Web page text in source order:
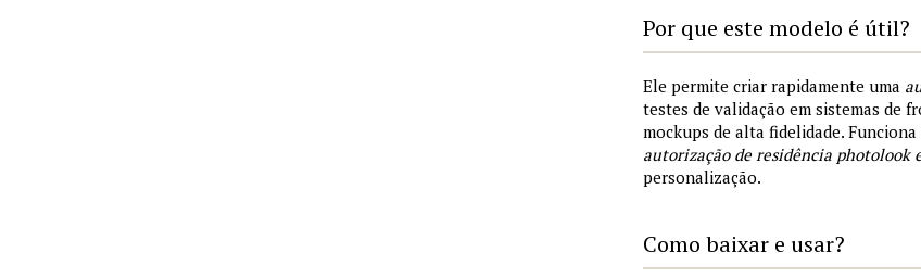
Por que este modelo é útil?
Ele permite criar rapidamente uma
testes de validação em sistemas de
mockups de alta fidelidade.
autorização de residência photolook
personalização.
Como baixar e usar?